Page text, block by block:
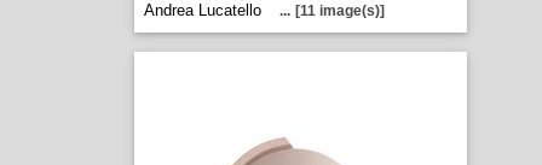
Andrea Lucatello
... [11 image(s)]